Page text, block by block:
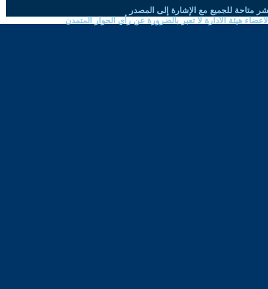
متاحة للجميع مع الإشارة إلى المصدر
هيئة الادارة لا تعبر بالضرورة عن رأي الحوار المتمدن